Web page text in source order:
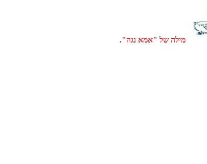
מילה של "אמא נגה".